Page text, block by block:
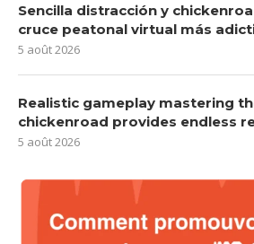
Sencilla distracción y
cruce peatonal virtual más
5 août 2026
Realistic gameplay mastering
chickenroad provides endless
5 août 2026